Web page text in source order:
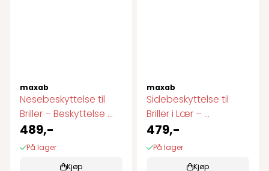
maxab
Nesebeskyttelse til
Briller – Beskyttelse ...
489,-
På lager
Kjøp
maxab
Sidebeskyttelse til
Briller i Lær – ...
479,-
På lager
Kjøp